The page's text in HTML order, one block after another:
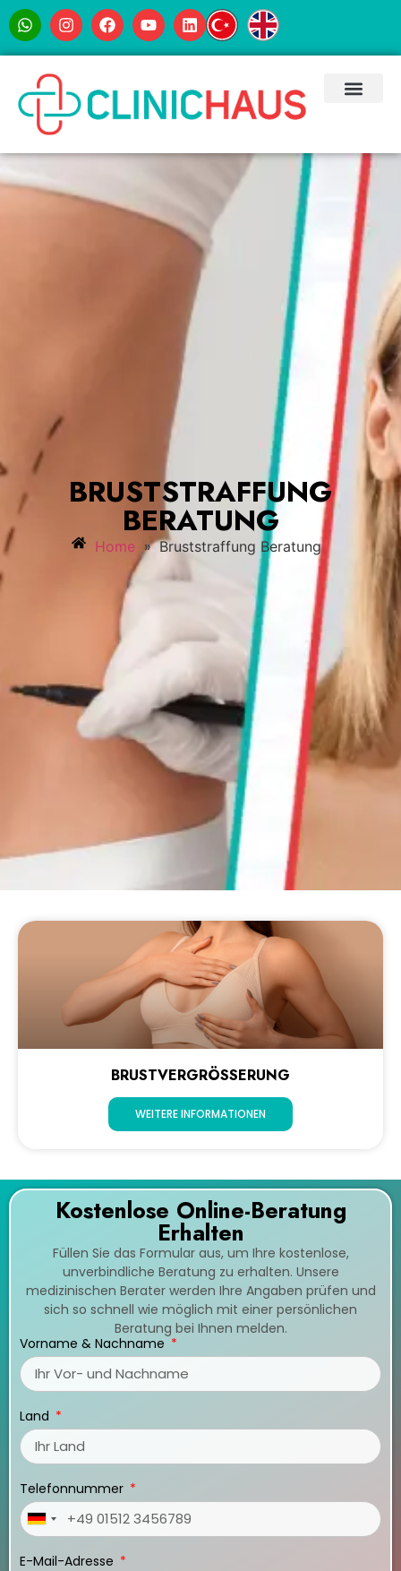
BRUSTSTRAFFUNG
BERATUNG
Home » Bruststraffung Beratung
BRUSTVERGRÖSSERUNG
WEITERE INFORMATIONEN
Kostenlose Online-Beratung
Erhalten
Füllen Sie das Formular aus, um Ihre kostenlose,
unverbindliche Beratung zu erhalten. Unsere
medizinischen Berater werden Ihre Angaben prüfen und
sich so schnell wie möglich mit einer persönlichen
Beratung bei Ihnen melden.
Vorname & Nachname
Land
Telefonnummer
Germany
E-Mail-Adresse